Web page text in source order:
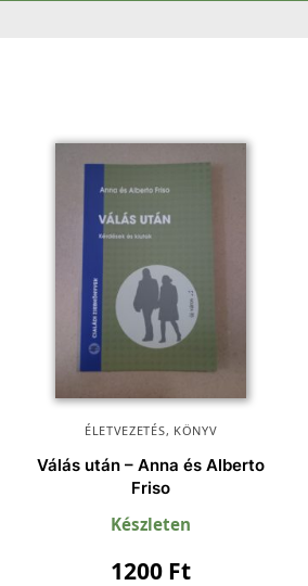
ÉLETVEZETÉS, KÖNYV
Válás után – Anna és Alberto
Friso
Készleten
1200 Ft